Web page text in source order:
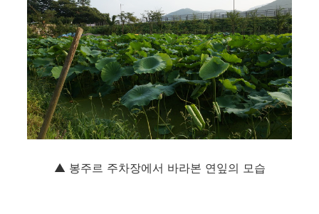
▲ 봉주르 주차장에서 바라본 연잎의 모습